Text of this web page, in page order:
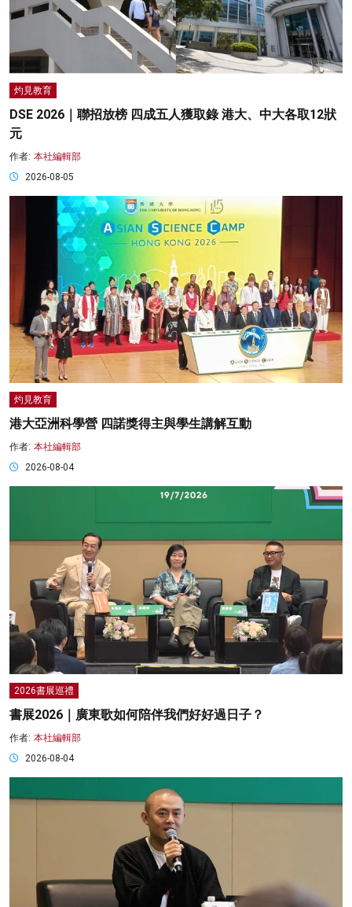
灼見教育
DSE 2026｜聯招放榜 四成五人獲取錄 港大、中大各取12狀
元
作者: 本社編輯部
2026-08-05
灼見教育
港大亞洲科學營 四諾獎得主與學生講解互動
作者: 本社編輯部
2026-08-04
2026書展巡禮
書展2026｜廣東歌如何陪伴我們好好過日子？
作者: 本社編輯部
2026-08-04